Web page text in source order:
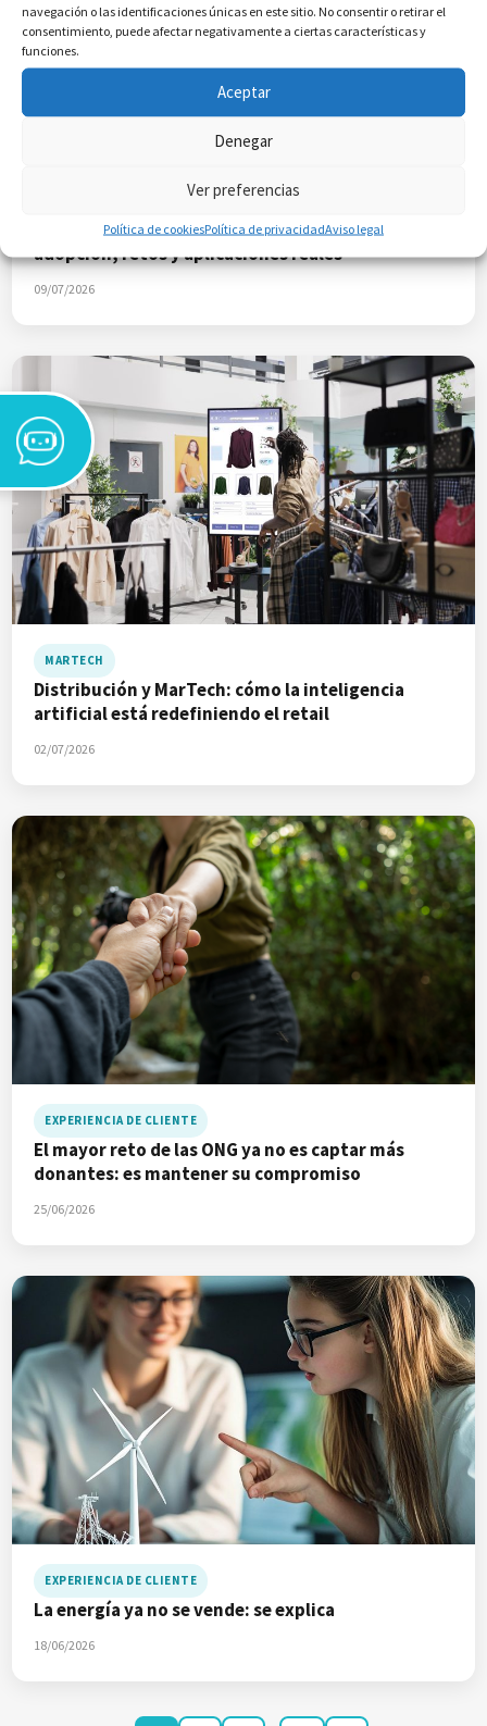
navegación o las identificaciones únicas en este sitio. No consentir o retirar el
consentimiento, puede afectar negativamente a ciertas características y
funciones.
Aceptar
Denegar
Ver preferencias
Política de cookiesPolítica de privacidadAviso legal
Inteligencia artificial en la industria española:
adopción, retos y aplicaciones reales
09/07/2026
MARTECH
Distribución y MarTech: cómo la inteligencia
artificial está redefiniendo el retail
02/07/2026
EXPERIENCIA DE CLIENTE
El mayor reto de las ONG ya no es captar más
donantes: es mantener su compromiso
25/06/2026
EXPERIENCIA DE CLIENTE
La energía ya no se vende: se explica
18/06/2026